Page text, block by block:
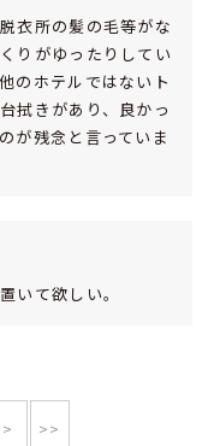
衣所の髪の毛等がな
りがゆったりしてい
のホテルではないト
拭きがあり、良かっ
が残念と言っていま
いて欲しい。
> >>